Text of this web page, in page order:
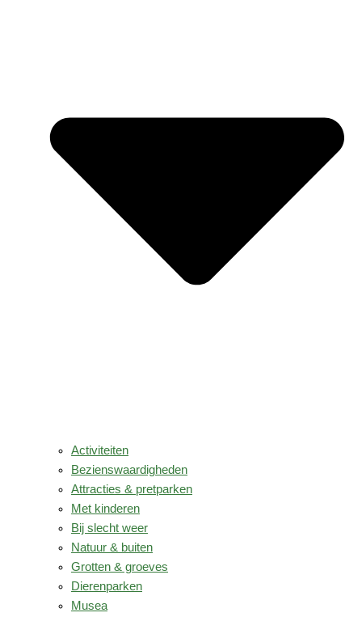
Activiteiten
Bezienswaardigheden
Attracties & pretparken
Met kinderen
Bij slecht weer
Natuur & buiten
Grotten & groeves
Dierenparken
Musea